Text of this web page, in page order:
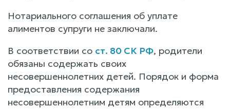
Нотариального соглашения об уплате
алиментов супруги не заключали.
В соответствии со ст. 80 СК РФ, родители
обязаны содержать своих
несовершеннолетних детей. Порядок и форма
предоставления содержания
несовершеннолетним детям определяются